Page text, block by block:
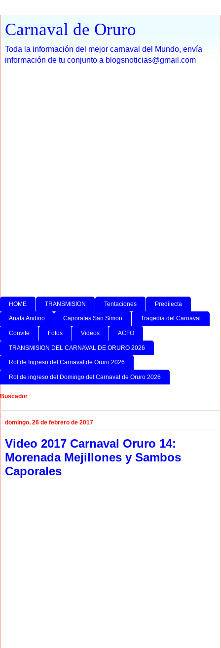
Carnaval de Oruro
Toda la información del mejor carnaval del Mundo, envía
información de tu conjunto a blogsnoticias@gmail.com
HOME TRANSMISION Tentaciones Predilecta
Anata Andino Caporales San Simon Tragedia del Carnaval
Convite Fotos Videos ACFO
TRANSMISION DEL CARNAVAL DE ORURO 2026
Rol de Ingreso del Carnaval de Oruro 2026
Rol de ingreso del Domingo del Carnaval de Oruro 2026
Buscador
domingo, 26 de febrero de 2017
Video 2017 Carnaval Oruro 14:
Morenada Mejillones y Sambos
Caporales